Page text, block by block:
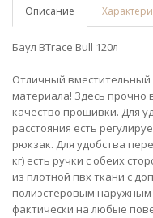
Описание
Баул BTrace Bull 120л
Отличный вместительный
материала! Здесь прочно
качество прошивки. Для
расстояния есть
рюкзак. Для удобства
кг) есть ручки с обеих
из плотной пвх ткани с
полиэстеровым наружным
фактически на любые